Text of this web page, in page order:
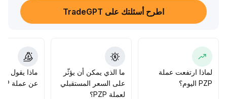
لذا يُنصح بالمشاركة بحذر، مع اعتماد استراتيجية الشراء التدريجي
والشراء عند الانخفاض، والتركيز أولاً على تغير حجم التداول
اطرح أسئلتك على TradeGPT
لماذا ارتفعت عملة
PZP اليوم؟
ما الذي يمكن أن يؤثّر
على السعر المستقبلي
لعملة PZP؟
ماذا يقول
عن عملة PZP؟